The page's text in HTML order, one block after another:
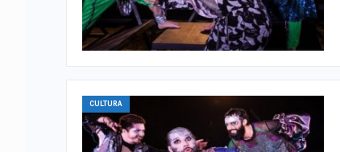
CULTURA